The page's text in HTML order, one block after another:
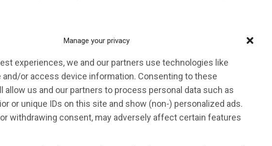
Manage your privacy
experiences, we and our partners use technologies like
or access device information. Consenting to these
allow us and our partners to process personal data such as
or unique IDs on this site and show (non-) personalized ads.
withdrawing consent, may adversely affect certain features